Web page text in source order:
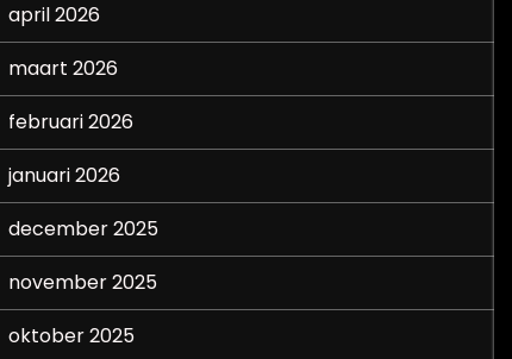
april 2026
maart 2026
februari 2026
januari 2026
december 2025
november 2025
oktober 2025